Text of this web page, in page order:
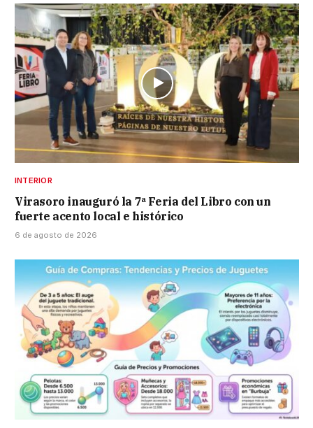
INTERIOR
Virasoro inauguró la 7ª Feria del Libro con un
fuerte acento local e histórico
6 de agosto de 2026